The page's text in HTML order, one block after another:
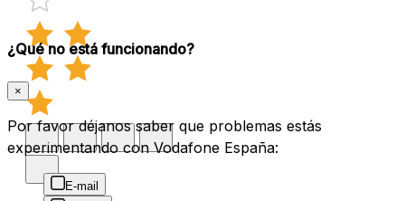
¿Qué no está funcionando?
×
Por favor déjanos saber que problemas estás
experimentando con Vodafone España:
E-mail